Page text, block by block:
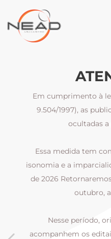
Em cumprimento à
9.504/1997), as
ocultadas
Essa medida tem
isonomia e a
de 2026
outubro,
Nesse período,
acompanhem os